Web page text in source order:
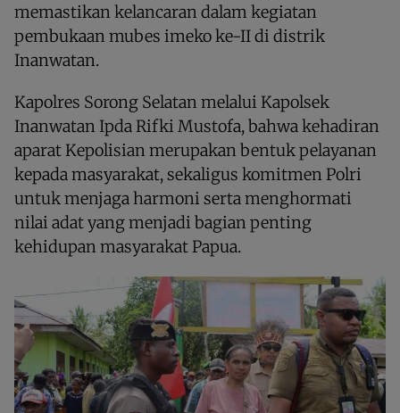
memastikan kelancaran dalam kegiatan
pembukaan mubes imeko ke-II di distrik
Inanwatan.
Kapolres Sorong Selatan melalui Kapolsek
Inanwatan Ipda Rifki Mustofa, bahwa kehadiran
aparat Kepolisian merupakan bentuk pelayanan
kepada masyarakat, sekaligus komitmen Polri
untuk menjaga harmoni serta menghormati
nilai adat yang menjadi bagian penting
kehidupan masyarakat Papua.